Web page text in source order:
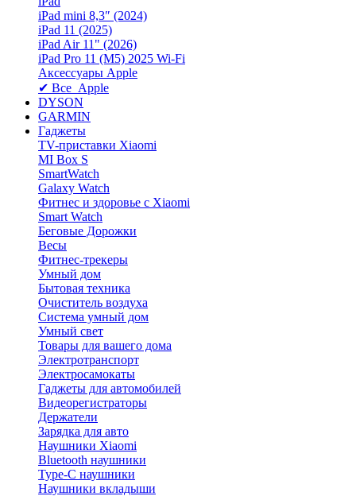
iPad mini 8,3″ (2024)
iPad 11 (2025)
iPad Air 11" (2026)
iPad Pro 11 (M5) 2025 Wi-Fi
Аксессуары Apple
✔ Все Apple
DYSON
GARMIN
Гаджеты
TV-приставки Xiaomi
MI Box S
SmartWatch
Galaxy Watch
Фитнес и здоровье с Xiaomi
Smart Watch
Беговые Дорожки
Весы
Фитнес-трекеры
Умный дом
Бытовая техника
Очиститель воздуха
Система умный дом
Умный свет
Товары для вашего дома
Электротранспорт
Электросамокаты
Гаджеты для автомобилей
Видеорегистраторы
Держатели
Зарядка для авто
Наушники Xiaomi
Bluetooth наушники
Type-C наушники
Наушники вкладыши